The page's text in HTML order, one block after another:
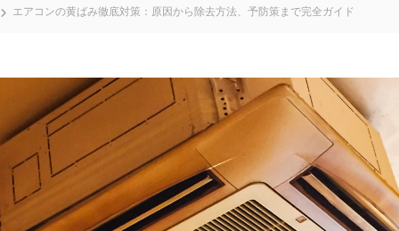
プ
エアコンの黄ばみ徹底対策：原因から除去方法、予防策まで完全ガイド